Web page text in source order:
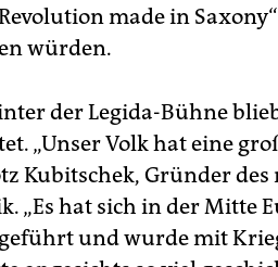
made in
würden.
der Legida-Bühne
„Unser Volk hat eine
Kubitschek, Gründer
„Es hat sich in der Mitte
und wurde mit